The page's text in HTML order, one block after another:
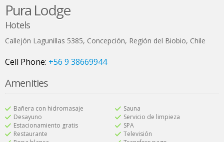
Pura Lodge
Hotels
Callejón Lagunillas 5385, Concepción, Región del Biobio, Chile
Cell Phone: +56 9 38669944
Amenities
Bañera con hidromasaje
Desayuno
Estacionamiento gratis
Restaurante
Sauna
Servicio de limpieza
SPA
Televisión